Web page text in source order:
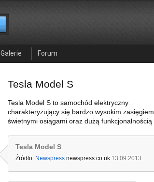
Galerie Forum
Tesla Model S
Tesla Model S to samochód elektryczny
charakteryzujący się bardzo wysokim zasięgiem,
świetnymi osiągami oraz dużą funkcjonalnością
Tesla Model S
Źródło: Newspress newspress.co.uk 13.09.2013